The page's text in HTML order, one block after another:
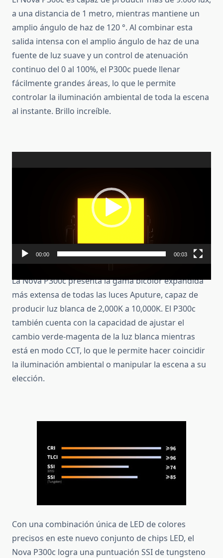
a una distancia de 1 metro, mientras mantiene un
amplio ángulo de haz de 120 °. Al combinar esta
salida intensa con el amplio ángulo de haz de una
fuente de luz suave y un control de atenuación
continuo del 0 al 100%, el P300c puede llenar
fácilmente grandes áreas, lo que le permite
controlar la iluminación ambiental de toda la escena
al instante. Brillo increíble.
00:00 00:03
La Nova P300c presenta la gama bicolor expandida
más extensa de todas las luces Aputure, capaz de
producir luz blanca de 2,000K a 10,000K. El P300c
también cuenta con la capacidad de ajustar el
cambio verde-magenta de la luz blanca mientras
está en modo CCT, lo que le permite hacer coincidir
la iluminación ambiental o manipular la escena a su
elección.
Con una combinación única de LED de colores
precisos en este nuevo conjunto de chips LED, el
Nova P300c logra una puntuación SSI de tungsteno